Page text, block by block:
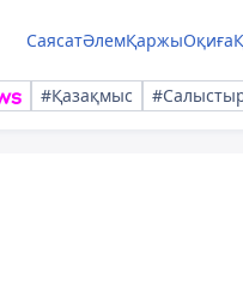
СаясатӘлемҚаржыОқиға
#Қазақмыс